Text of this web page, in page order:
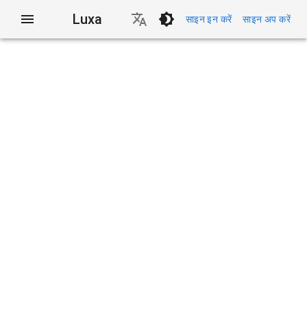
Luxa साइन इन करें साइन अप करें